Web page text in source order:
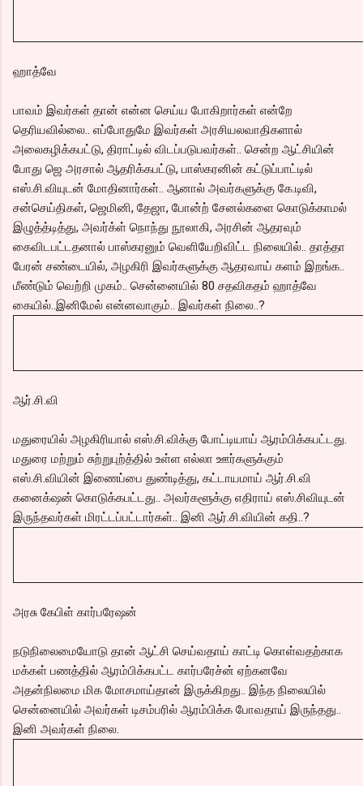
ஹாத்வே
பாவம் இவர்கள் தான் என்ன செய்ய போகிறார்கள் என்றே
தெரியவில்லை.. எப்போதுமே இவர்கள் அரசியலவாதிகளால்
அலைகழிக்கபட்டு, திராட்டில் விடப்படுபவர்கள்.. சென்ற ஆட்சியின்
போது ஜெ அரசால் ஆதரிக்கபட்டு, பாஸ்கரனின் கட்டுப்பாட்டில்
எஸ்.சி.வியுடன் மோதினார்கள்.. ஆனால் அவர்களுக்கு கே.டிவி,
சன்செய்திகள், ஜெமினி, தேஜா, போன்ற் சேனல்களை கொடுக்காமல்
இழுத்த்டித்து, அவர்க்ள் நொந்து நூலாகி, அரசின் ஆதரவும்
கைவிடபட்டதனால் பாஸ்கரனும் வெளியேறிவிட்ட நிலையில்.. தாத்தா
பேரன் சண்டையில், அழகிரி இவர்களுக்கு ஆதரவாய் களம் இறங்க..
மீண்டும் வெற்றி முகம்.. சென்னையில் 80 சதவிகதம் ஹாத்வே
கையில்..இனிமேல் என்னவாகும்.. இவர்கள் நிலை..?
ஆர்.சி.வி
மதுரையில் அழகிரியால் எஸ்.சி.விக்கு போட்டியாய் ஆரம்பிக்கபட்டது.
மதுரை மற்றும் சுற்றுபுற்த்தில் உள்ள எல்லா ஊர்களுக்கும்
எஸ்.சி.வியின் இணைப்பை துண்டித்து, கட்டாயமாய் ஆர்.சி.வி
கனைக்‌ஷன் கொடுக்கபட்டது.. அவர்களூக்கு எதிராய் எஸ்.சிவியுடன்
இருந்தவர்கள் மிரட்டப்பட்டார்கள்.. இனி ஆர்.சி.வியின் கதி..?
அரசு கேபிள் கார்பரேஷன்
நடுநிலைமையோடு தான் ஆட்சி செய்வதாய் காட்டி கொள்வதற்காக
மக்கள் பணத்தில் ஆரம்பிக்கபட்ட கார்பரேச்ன் ஏற்கனவே
அதன்நிலமை மிக மோசமாய்தான் இருக்கிறது.. இந்த நிலையில்
சென்னையில் அவர்கள் டிசம்பரில் ஆரம்பிக்க போவதாய் இருந்தது..
இனி அவர்கள் நிலை.